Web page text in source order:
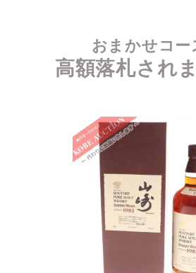
おまかせコー
高額落札され